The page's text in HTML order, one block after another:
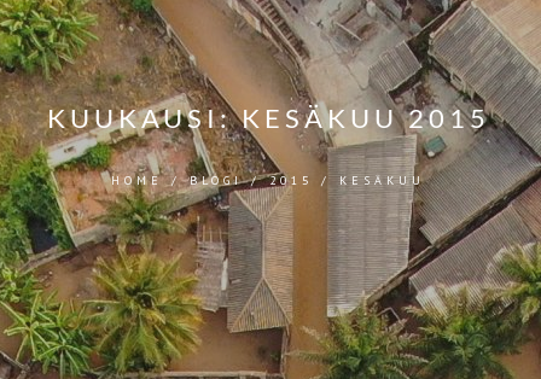
KUUKAUSI:KESÄKUU 2015
HOME/BLOGI/2015 /KESÄKUU